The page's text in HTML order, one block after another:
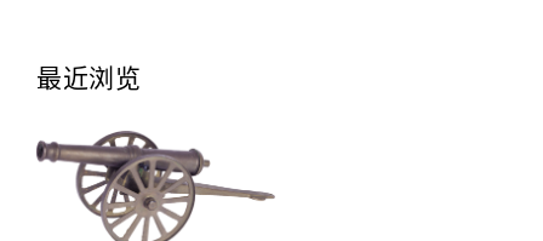
最近浏览